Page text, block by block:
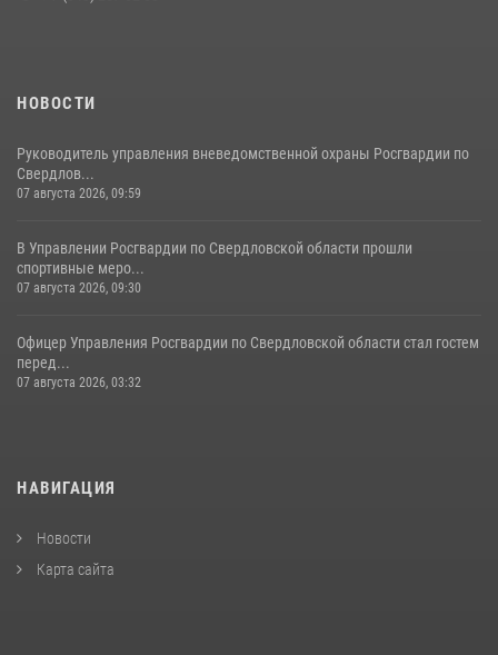
НОВОСТИ
Руководитель управления вневедомственной охраны Росгвардии по
Свердлов...
07 августа 2026, 09:59
В Управлении Росгвардии по Свердловской области прошли
спортивные меро...
07 августа 2026, 09:30
Офицер Управления Росгвардии по Свердловской области стал гостем
перед...
07 августа 2026, 03:32
НАВИГАЦИЯ
Новости
Карта сайта